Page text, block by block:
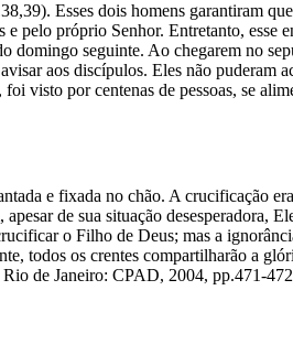
Esses dois homens garantiram
pelo próprio Senhor. Entretanto,
seguinte. Ao chegarem no
aos discípulos. Eles não
visto por centenas de pessoas, se
e fixada no chão. A crucificação
de sua situação desesperadora,
o Filho de Deus; mas a
todos os crentes compartilharão a
de Janeiro: CPAD, 2004, pp.471-